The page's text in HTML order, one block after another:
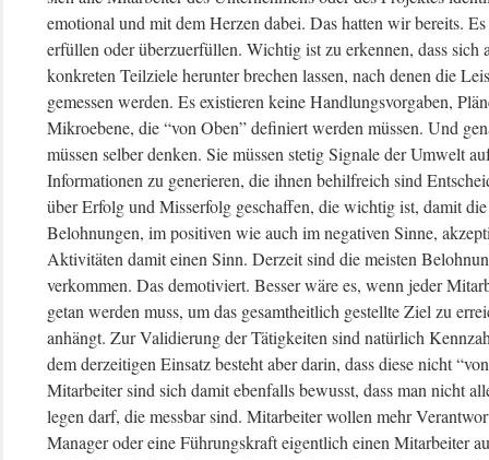
emotional und mit dem Herzen dabei. Das hatten wir bereits.
erfüllen oder überzuerfüllen. Wichtig ist zu erkennen, dass sich
konkreten Teilziele herunter brechen lassen, nach denen die
gemessen werden. Es existieren keine Handlungsvorgaben,
Mikroebene, die “von Oben” definiert werden müssen. Und
müssen selber denken. Sie müssen stetig Signale der Umwelt
Informationen zu generieren, die ihnen behilfreich sind
über Erfolg und Misserfolg geschaffen, die wichtig ist, damit
Belohnungen, im positiven wie auch im negativen Sinne,
Aktivitäten damit einen Sinn. Derzeit sind die meisten
verkommen. Das demotiviert. Besser wäre es, wenn jeder
getan werden muss, um das gesamtheitlich gestellte Ziel zu
anhängt. Zur Validierung der Tätigkeiten sind natürlich
dem derzeitigen Einsatz besteht aber darin, dass diese nicht
Mitarbeiter sind sich damit ebenfalls bewusst, dass man nicht
legen darf, die messbar sind. Mitarbeiter wollen mehr
Manager oder eine Führungskraft eigentlich einen Mitarbeiter